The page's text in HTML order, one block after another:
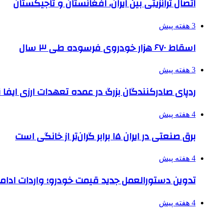
اتصال ترانزیتی بین ایران، افغانستان و تاجیکستان
3 هفته پیش
اسقاط ۶۷۰ هزار خودروی فرسوده طی ۳ سال
3 هفته پیش
ردپای صادرکنندگان بزرگ در عمده تعهدات ارزی
4 هفته پیش
برق صنعتی در ایران ۱۵ برابر گران‌تر از خانگی است
4 هفته پیش
تدوین دستورالعمل جدید قیمت خودرو؛ واردات
4 هفته پیش